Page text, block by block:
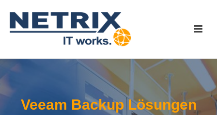
Veeam Backup Lösungen